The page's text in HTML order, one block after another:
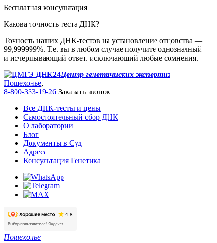
Бесплатная консультация
Какова точность теста ДНК?
Точность наших ДНК-тестов на установление отцовства —
99,999999%. Т.е. вы в любом случае получите однозначный
и исчерпывающий ответ, исключающий любые сомнения.
ДНК24Центр генетичиских экспертиз
Пошехонье,
8-800-333-19-26 Заказать звонок
Все ДНК-тесты и цены
Самостоятельный сбор ДНК
О лаборатории
Блог
Документы в Суд
Адреса
Консультация Генетика
Пошехонье